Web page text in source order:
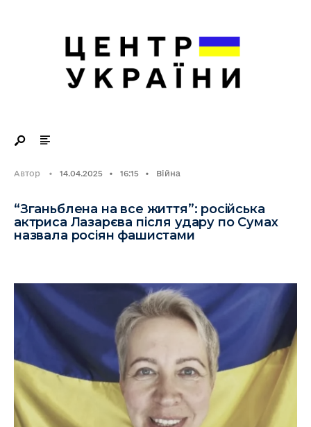
Автор • 14.04.2025 • 16:15 • Війна
“Зганьблена на все життя”: російська
актриса Лазарєва після удару по Сумах
назвала росіян фашистами